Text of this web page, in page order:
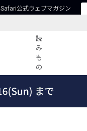
Safari公式ウェブマガジン
読
み
も
の